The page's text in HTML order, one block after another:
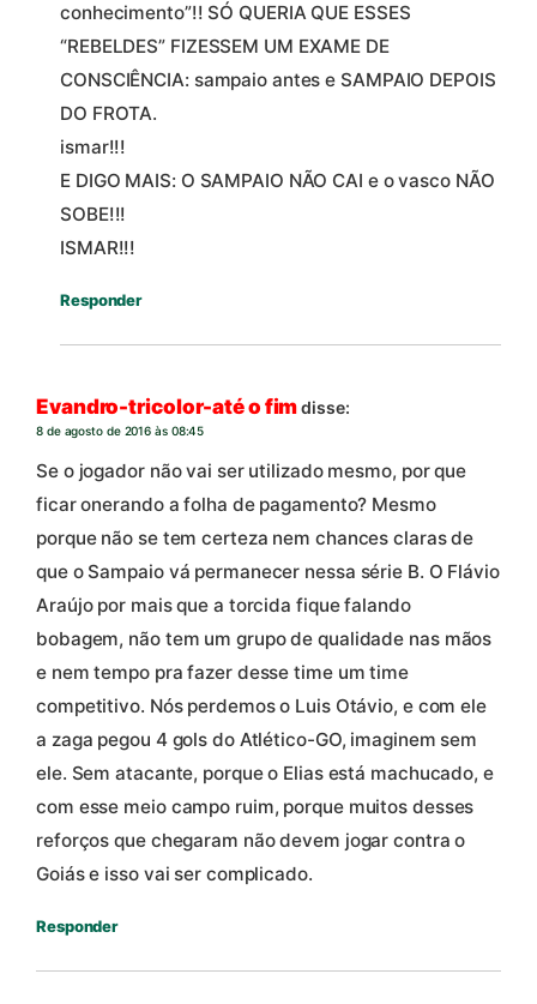
conhecimento”!! SÓ QUERIA QUE ESSES
“REBELDES” FIZESSEM UM EXAME DE
CONSCIÊNCIA: sampaio antes e SAMPAIO DEPOIS
DO FROTA.
ismar!!!
E DIGO MAIS: O SAMPAIO NÃO CAI e o vasco NÃO
SOBE!!!
ISMAR!!!
Responder
Evandro-tricolor-até o fimdisse:
8 de agosto de 2016 às 08:45
Se o jogador não vai ser utilizado mesmo, por que
ficar onerando a folha de pagamento? Mesmo
porque não se tem certeza nem chances claras de
que o Sampaio vá permanecer nessa série B. O Flávio
Araújo por mais que a torcida fique falando
bobagem, não tem um grupo de qualidade nas mãos
e nem tempo pra fazer desse time um time
competitivo. Nós perdemos o Luis Otávio, e com ele
a zaga pegou 4 gols do Atlético-GO, imaginem sem
ele. Sem atacante, porque o Elias está machucado, e
com esse meio campo ruim, porque muitos desses
reforços que chegaram não devem jogar contra o
Goiás e isso vai ser complicado.
Responder